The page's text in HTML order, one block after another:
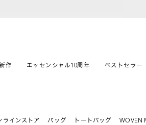
作 エッセンシャル10周年 ベストセラー
ラインストア バッグ トートバッグ WOVEN